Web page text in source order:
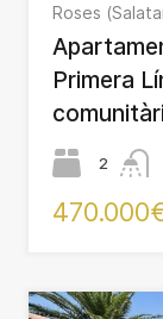
Roses
Primera
2